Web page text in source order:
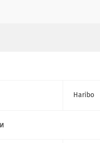
Haribo